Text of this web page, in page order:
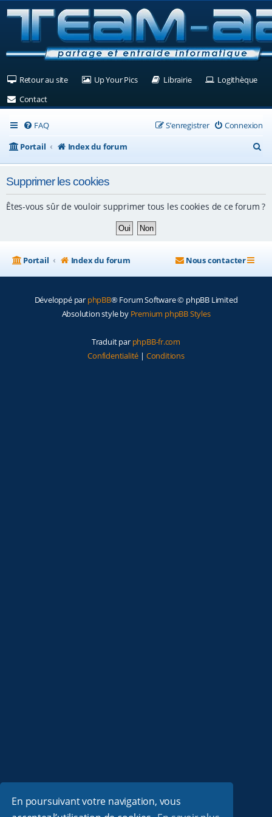
En poursuivant votre navigation, vous
Retour au site(Ouvre un nouvel onglet)
Up Your Pics(Ouvre un nouvel onglet)
Librairie(Ouvre un nouvel
Logithèque
Contact(Ouvre un nouvel onglet)
FAQ Connexion
S’enregistrer
Portail
Index du forum
e
Supprimer les cookies
Êtes-vous sûr de vouloir supprimer tous les cookies de ce forum ?
Portail Index du forum Nous contacter
Développé par phpBB® Forum Software © phpBB Limited
Absolution style by Premium phpBB Styles
Traduit par phpBB-fr.com
Confidentialité | Conditions